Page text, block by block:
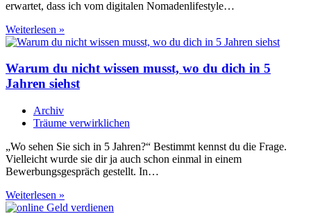
erwartet, dass ich vom digitalen Nomadenlifestyle…
Weiterlesen »
ich
digitale
Nomadin
mehr
Warum du nicht wissen musst, wo du dich in 5
Jahren siehst
Archiv
Träume verwirklichen
„Wo sehen Sie sich in 5 Jahren?“ Bestimmt kennst du die Frage.
Vielleicht wurde sie dir ja auch schon einmal in einem
Bewerbungsgespräch gestellt. In…
Weiterlesen »
du